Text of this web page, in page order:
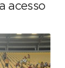
acesso